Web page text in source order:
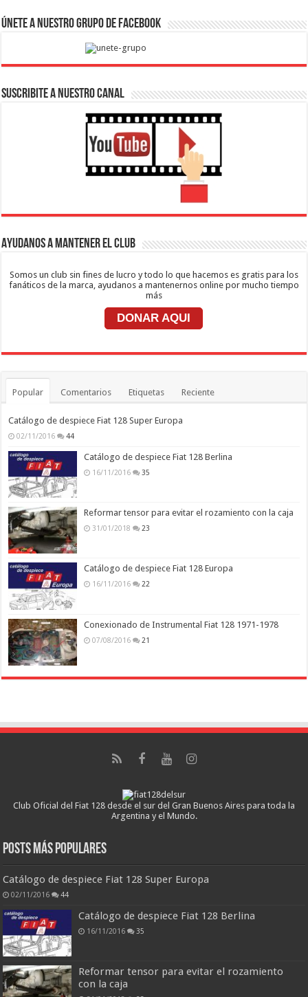
Únete a nuestro Grupo de Facebook
SUSCRIBITE A NUESTRO CANAL
Ayudanos a mantener el club
Somos un club sin fines de lucro y todo lo que hacemos es gratis para los
fanáticos de la marca, ayudanos a mantenernos online por mucho tiempo
más
DONAR AQUI
Popular Comentarios Etiquetas Reciente
Catálogo de despiece Fiat 128 Super Europa
02/11/2016 44
Catálogo de despiece Fiat 128 Berlina
16/11/2016 35
Reformar tensor para evitar el rozamiento con la caja
31/01/2018 23
Catálogo de despiece Fiat 128 Europa
16/11/2016 22
Conexionado de Instrumental Fiat 128 1971-1978
07/08/2016 21
Club Oficial del Fiat 128 desde el sur del Gran Buenos Aires para toda la
Argentina y el Mundo.
Posts más populares
Catálogo de despiece Fiat 128 Super Europa
02/11/2016 44
Catálogo de despiece Fiat 128 Berlina
16/11/2016 35
Reformar tensor para evitar el rozamiento
con la caja